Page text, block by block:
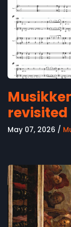
revisited
May 07, 2026